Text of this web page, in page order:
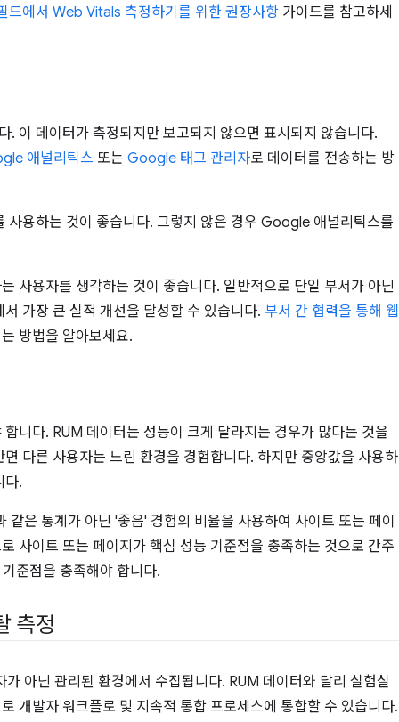
드에서 Web Vitals 측정하기를 위한 권장사항 가이드를 참고하세
. 이 데이터가 측정되지만 보고되지 않으면 표시되지 않습니다.
애널리틱스 또는 Google 태그 관리자로 데이터를 전송하는 방
사용하는 것이 좋습니다. 그렇지 않은 경우 Google 애널리틱스를
사용자를 생각하는 것이 좋습니다. 일반적으로 단일 부서가 아닌
가장 큰 실적 개선을 달성할 수 있습니다. 부서 간 협력을 통해 웹
방법을 알아보세요.
니다. RUM 데이터는 성능이 크게 달라지는 경우가 많다는 것을
다른 사용자는 느린 환경을 경험합니다. 하지만 중앙값을 사용하
다.
은 통계가 아닌 '좋음' 경험의 비율을 사용하여 사이트 또는 페이
사이트 또는 페이지가 핵심 성능 기준점을 충족하는 것으로 간주
준점을 충족해야 합니다.
측정
아닌 관리된 환경에서 수집됩니다. RUM 데이터와 달리 실험실
개발자 워크플로 및 지속적 통합 프로세스에 통합할 수 있습니다.